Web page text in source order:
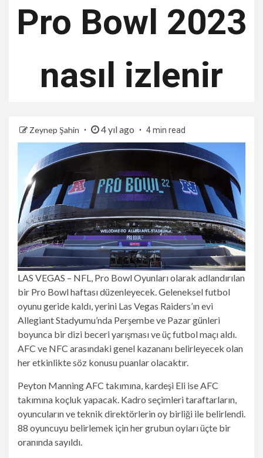
Pro Bowl 2023
nasıl izlenir
Zeynep Şahin 4 yıl ago 4 min read
LAS VEGAS – NFL, Pro Bowl Oyunları olarak adlandırılan
bir Pro Bowl haftası düzenleyecek. Geleneksel futbol
oyunu geride kaldı, yerini Las Vegas Raiders’ın evi
Allegiant Stadyumu’nda Perşembe ve Pazar günleri
boyunca bir dizi beceri yarışması ve üç futbol maçı aldı.
AFC ve NFC arasındaki genel kazananı belirleyecek olan
her etkinlikte söz konusu puanlar olacaktır.
Peyton Manning AFC takımına, kardeşi Eli ise AFC
takımına koçluk yapacak. Kadro seçimleri taraftarların,
oyuncuların ve teknik direktörlerin oy birliği ile belirlendi.
88 oyuncuyu belirlemek için her grubun oyları üçte bir
oranında sayıldı.